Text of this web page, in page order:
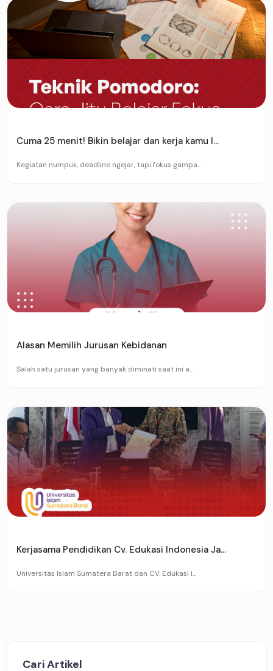
Cuma 25 menit! Bikin belajar dan kerja kamu l...
Kegiatan numpuk, deadline ngejar, tapi fokus gampa...
Alasan Memilih Jurusan Kebidanan
Salah satu jurusan yang banyak diminati saat ini a...
Kerjasama Pendidikan Cv. Edukasi Indonesia Ja...
Universitas Islam Sumatera Barat dan CV. Edukasi I...
Cari Artikel